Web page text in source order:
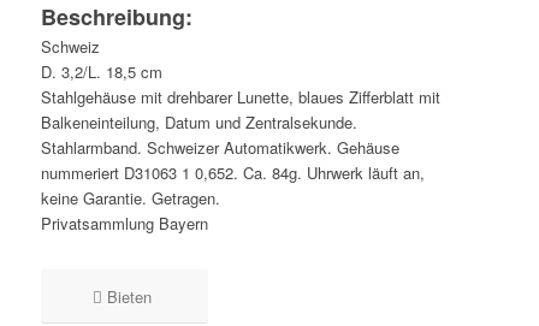
Beschreibung:
Schweiz
D. 3,2/L. 18,5 cm
Stahlgehäuse mit drehbarer Lunette, blaues Zifferblatt mit
Balkeneinteilung, Datum und Zentralsekunde.
Stahlarmband. Schweizer Automatikwerk. Gehäuse
nummeriert D31063 1 0,652. Ca. 84g. Uhrwerk läuft an,
keine Garantie. Getragen.
Privatsammlung Bayern
Bieten